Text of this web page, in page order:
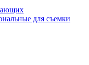
для съемки